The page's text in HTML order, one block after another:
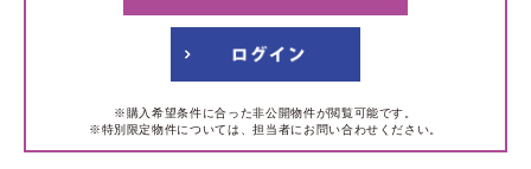
※購入希望条件に合った非公開物件が閲覧可能です。
※特別限定物件については、担当者にお問い合わせください。